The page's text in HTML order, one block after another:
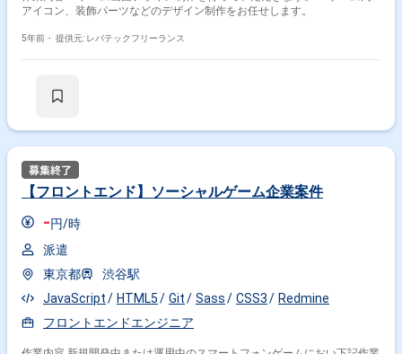
アイコン、装飾パーツなどのデザイン制作をお任せします。
5年前・ 提供元: レバテックフリーランス
【フロントエンド】ソーシャルゲーム企業案件
-円/時
派遣
東京都
渋谷駅
JavaScript
HTML5 Git Sass CSS3
Redmine
フロントエンドエンジニア